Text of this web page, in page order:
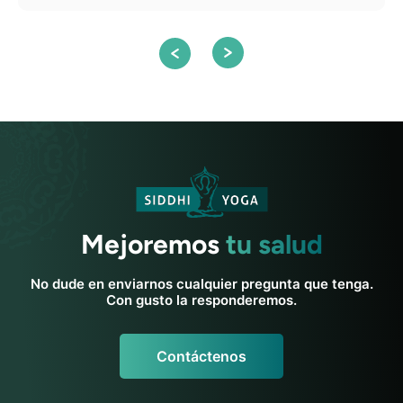
Mejoremostu salud
No dude en enviarnos cualquier pregunta que tenga.
Con gusto la responderemos.
Contáctenos